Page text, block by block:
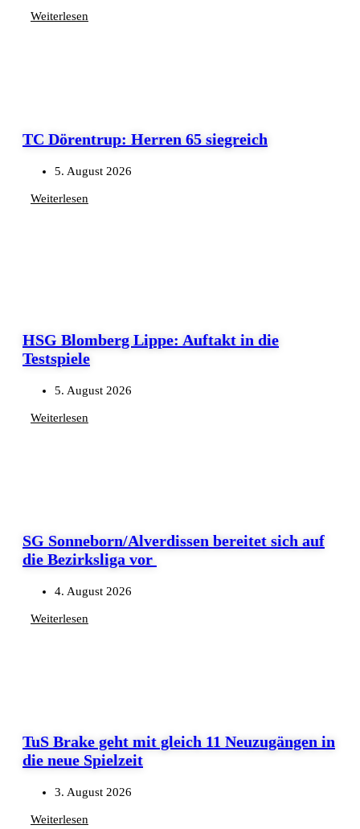
Weiterlesen
TC Dörentrup: Herren 65 siegreich
5. August 2026
Weiterlesen
HSG Blomberg Lippe: Auftakt in die
Testspiele
5. August 2026
Weiterlesen
SG Sonneborn/Alverdissen bereitet sich auf
die Bezirksliga vor
4. August 2026
Weiterlesen
TuS Brake geht mit gleich 11 Neuzugängen in
die neue Spielzeit
3. August 2026
Weiterlesen